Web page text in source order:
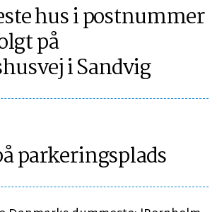
hus i postnummer
på
i Sandvig
parkeringsplads